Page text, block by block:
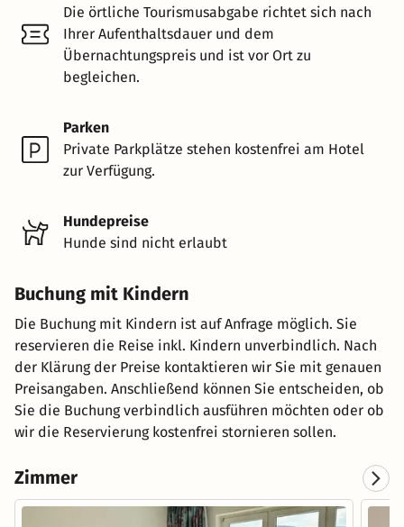
Die örtliche Tourismusabgabe richtet sich nach
Ihrer Aufenthaltsdauer und dem
Übernachtungspreis und ist vor Ort zu
begleichen.
Parken
Private Parkplätze stehen kostenfrei am Hotel
zur Verfügung.
Hundepreise
Hunde sind nicht erlaubt
Buchung mit Kindern
Die Buchung mit Kindern ist auf Anfrage möglich. Sie
reservieren die Reise inkl. Kindern unverbindlich. Nach
der Klärung der Preise kontaktieren wir Sie mit genauen
Preisangaben. Anschließend können Sie entscheiden, ob
Sie die Buchung verbindlich ausführen möchten oder ob
wir die Reservierung kostenfrei stornieren sollen.
Zimmer